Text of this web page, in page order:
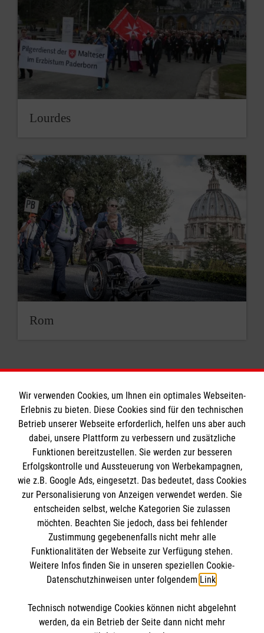
Lourdes
Rom
Informationen
Impressum
Datenschutz
Kontakt
Barrierefreiheit
Die Malteser
Malteser in Deutschland
Malteserorden
Sharepoint
Spendenkonto
IBAN: DE37 3706 0120 1201 2160 16
So finden Sie uns
Wir verwenden Cookies, um Ihnen ein optimales Webseiten-
Erlebnis zu bieten. Diese Cookies sind für den technischen
Betrieb unserer Webseite erforderlich, helfen uns aber auch
dabei, unsere Plattform zu verbessern und zusätzliche
Funktionen bereitzustellen. Sie werden zur besseren
Erfolgskontrolle und Aussteuerung von Werbekampagnen,
wie z.B. Google Ads, eingesetzt. Das bedeutet, dass Cookies
zur Personalisierung von Anzeigen verwendet werden. Sie
entscheiden selbst, welche Kategorien Sie zulassen
möchten. Beachten Sie jedoch, dass bei fehlender
Zustimmung gegebenenfalls nicht mehr alle
Funktionalitäten der Webseite zur Verfügung stehen.
Weitere Infos finden Sie in unseren speziellen Cookie-
Datenschutzhinweisen unter folgendem Link.
Technisch notwendige Cookies können nicht abgelehnt
werden, da ein Betrieb der Seite dann nicht mehr